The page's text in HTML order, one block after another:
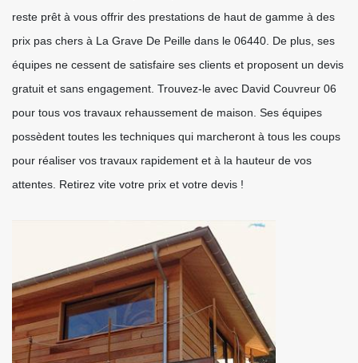
reste prêt à vous offrir des prestations de haut de gamme à des
prix pas chers à La Grave De Peille dans le 06440. De plus, ses
équipes ne cessent de satisfaire ses clients et proposent un devis
gratuit et sans engagement. Trouvez-le avec David Couvreur 06
pour tous vos travaux rehaussement de maison. Ses équipes
possèdent toutes les techniques qui marcheront à tous les coups
pour réaliser vos travaux rapidement et à la hauteur de vos
attentes. Retirez vite votre prix et votre devis !